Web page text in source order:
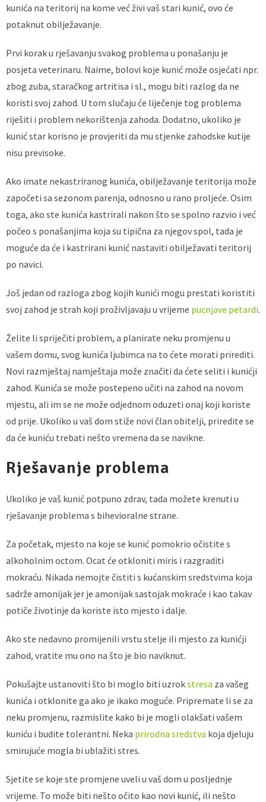
kunića na teritorij na kome već živi vaš stari kunić, ovo će
potaknut obilježavanje.
Prvi korak u rješavanju svakog problema u ponašanju je
posjeta veterinaru. Naime, bolovi koje kunić može osjećati npr.
zbog zuba, staračkog artritisa i sl., mogu biti razlog da ne
koristi svoj zahod. U tom slučaju će liječenje tog problema
riješiti i problem nekorištenja zahoda. Dodatno, ukoliko je
kunić star korisno je provjeriti da mu stjenke zahodske kutije
nisu previsoke.
Ako imate nekastriranog kunića, obilježavanje teritorija može
započeti sa sezonom parenja, odnosno u rano proljeće. Osim
toga, ako ste kunića kastrirali nakon što se spolno razvio i već
počeo s ponašanjima koja su tipična za njegov spol, tada je
moguće da će i kastrirani kunić nastaviti obilježavati teritorij
po navici.
Još jedan od razloga zbog kojih kunići mogu prestati koristiti
svoj zahod je strah koji proživljavaju u vrijeme pucnjave petardi.
Želite li spriječiti problem, a planirate neku promjenu u
vašem domu, svog kunića ljubimca na to ćete morati prirediti.
Novi razmještaj namještaja može značiti da ćete seliti i kunićji
zahod. Kunića se može postepeno učiti na zahod na novom
mjestu, ali im se ne može odjednom oduzeti onaj koji koriste
od prije. Ukoliko u vaš dom stiže novi član obitelji, priredite se
da će kuniću trebati nešto vremena da se navikne.
Rješavanje problema
Ukoliko je vaš kunić potpuno zdrav, tada možete krenuti u
rješavanje problema s bihevioralne strane.
Za početak, mjesto na koje se kunić pomokrio očistite s
alkoholnim octom. Ocat će otkloniti miris i razgraditi
mokraću. Nikada nemojte čistiti s kućanskim sredstvima koja
sadrže amonijak jer je amonijak sastojak mokraće i kao takav
potiče životinje da koriste isto mjesto i dalje.
Ako ste nedavno promijenili vrstu stelje ili mjesto za kunićji
zahod, vratite mu ono na što je bio naviknut.
Pokušajte ustanoviti što bi moglo biti uzrokstresa za vašeg
kunića i otklonite ga ako je ikako moguće. Pripremate li se za
neku promjenu, razmislite kako bi je mogli olakšati vašem
kuniću i budite tolerantni. Neka prirodna sredstva koja djeluju
smirujuće mogla bi ublažiti stres.
Sjetite se koje ste promjene uveli u vaš dom u posljednje
vrijeme. To može biti nešto očito kao novi kunić, ili nešto